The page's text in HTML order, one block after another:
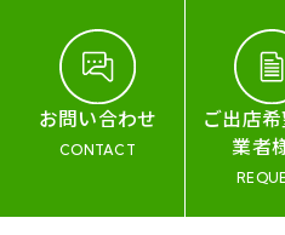
お問い合わせ
CONTACT
ご出店
業者